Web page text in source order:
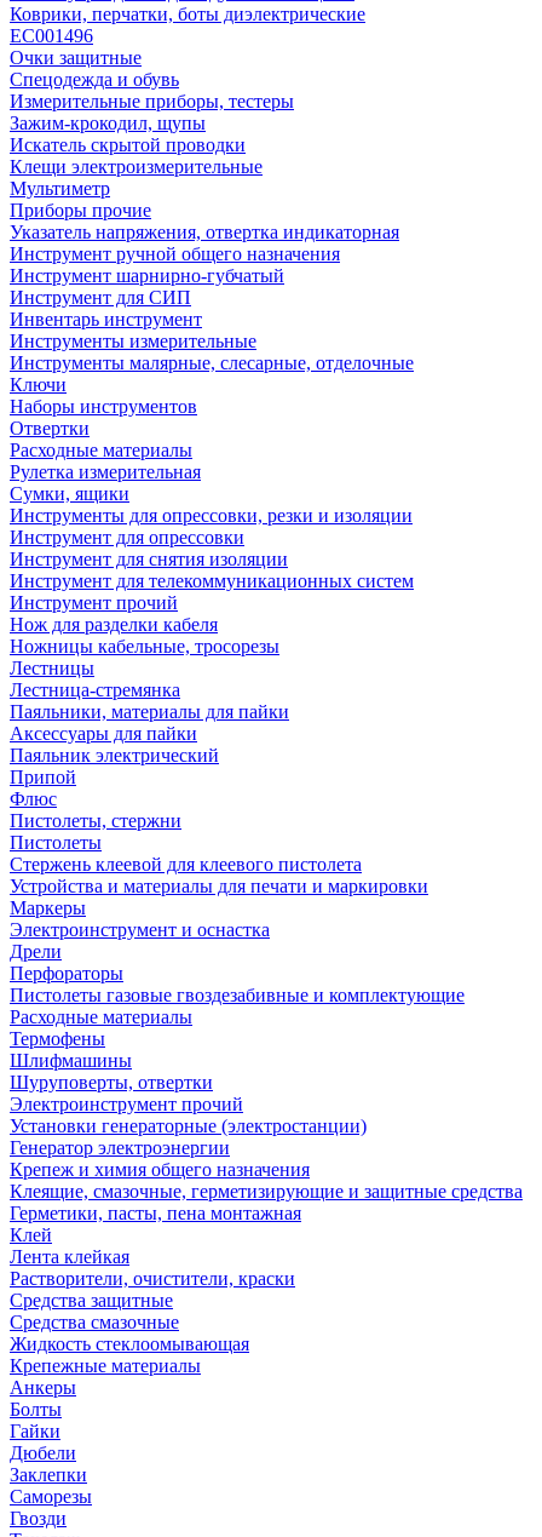
Коврики, перчатки, боты диэлектрические
EC001496
Очки защитные
Спецодежда и обувь
Измерительные приборы, тестеры
Зажим-крокодил, щупы
Искатель скрытой проводки
Клещи электроизмерительные
Мультиметр
Приборы прочие
Указатель напряжения, отвертка индикаторная
Инструмент ручной общего назначения
Инструмент шарнирно-губчатый
Инструмент для СИП
Инвентарь инструмент
Инструменты измерительные
Инструменты малярные, слесарные, отделочные
Ключи
Наборы инструментов
Отвертки
Расходные материалы
Рулетка измерительная
Сумки, ящики
Инструменты для опрессовки, резки и изоляции
Инструмент для опрессовки
Инструмент для снятия изоляции
Инструмент для телекоммуникационных систем
Инструмент прочий
Нож для разделки кабеля
Ножницы кабельные, тросорезы
Лестницы
Лестница-стремянка
Паяльники, материалы для пайки
Аксессуары для пайки
Паяльник электрический
Припой
Флюс
Пистолеты, стержни
Пистолеты
Стержень клеевой для клеевого пистолета
Устройства и материалы для печати и маркировки
Маркеры
Электроинструмент и оснастка
Дрели
Перфораторы
Пистолеты газовые гвоздезабивные и комплектующие
Расходные материалы
Термофены
Шлифмашины
Шуруповерты, отвертки
Электроинструмент прочий
Установки генераторные (электростанции)
Генератор электроэнергии
Крепеж и химия общего назначения
Клеящие, смазочные, герметизирующие и защитные средства
Герметики, пасты, пена монтажная
Клей
Лента клейкая
Растворители, очистители, краски
Средства защитные
Средства смазочные
Жидкость стеклоомывающая
Крепежные материалы
Анкеры
Болты
Гайки
Дюбели
Заклепки
Саморезы
Гвозди